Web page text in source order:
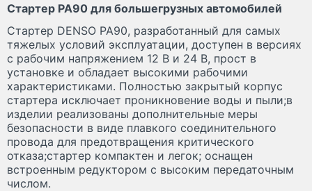
Стартер PA90 для большегрузных автомобилей
Стартер DENSO PA90, разработанный для самых
тяжелых условий эксплуатации, доступен в версиях
с рабочим напряжением 12 В и 24 В, прост в
установке и обладает высокими рабочими
характеристиками. Полностью закрытый корпус
стартера исключает проникновение воды и пыли;в
изделии реализованы дополнительные меры
безопасности в виде плавкого соединительного
провода для предотвращения критического
отказа;стартер компактен и легок; оснащен
встроенным редуктором с высоким передаточным
числом.